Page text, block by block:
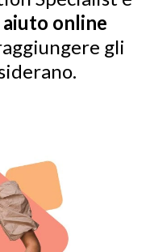
aiuto online
gli